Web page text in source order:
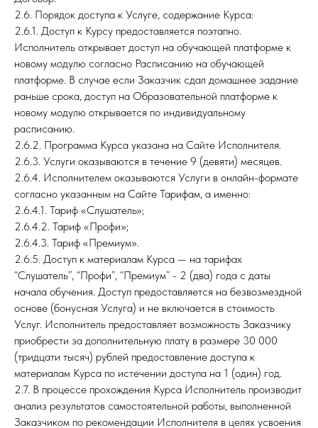
2.6. Порядок доступа к Услуге, содержание Курса:
2.6.1. Доступ к Курсу предоставляется поэтапно.
Исполнитель открывает доступ на обучающей платформе к
новому модулю согласно Расписанию на обучающей
платформе. В случае если Заказчик сдал домашнее задание
раньше срока, доступ на Образовательной платформе к
новому модулю открывается по индивидуальному
расписанию.
2.6.2. Программа Курса указана на Сайте Исполнителя.
2.6.3. Услуги оказываются в течение 9 (девяти) месяцев.
2.6.4. Исполнителем оказываются Услуги в онлайн-формате
согласно указанным на Сайте Тарифам, а именно:
2.6.4.1. Тариф «Слушатель»;
2.6.4.2. Тариф «Профи»;
2.6.4.3. Тариф «Премиум».
2.6.5. Доступ к материалам Курса — на тарифах
“Слушатель”, “Профи”, “Премиум” - 2 (два) года с даты
начала обучения. Доступ предоставляется на безвозмездной
основе (бонусная Услуга) и не включается в стоимость
Услуг. Исполнитель предоставляет возможность Заказчику
приобрести за дополнительную плату в размере 30 000
(тридцати тысяч) рублей предоставление доступа к
материалам Курса по истечении доступа на 1 (один) год.
2.7. В процессе прохождения Курса Исполнитель производит
анализ результатов самостоятельной работы, выполненной
Заказчиком по рекомендации Исполнителя в целях усвоения